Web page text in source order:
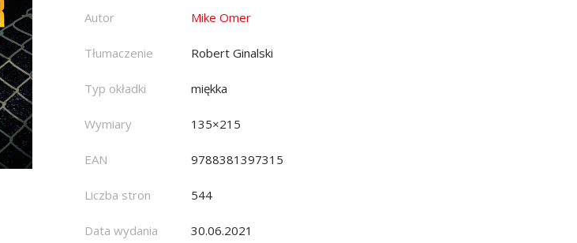
Autor Mike Omer
Tłumaczenie Robert Ginalski
Typ okładki miękka
Wymiary 135×215
EAN 9788381397315
Liczba stron 544
Data wydania 30.06.2021